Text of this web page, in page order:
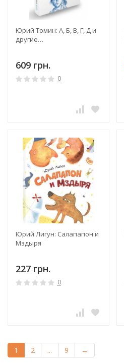
Юрий Томин: А, Б, В, Г, Д и
другие…
609 грн.
0
Юрий Лигун: Салапапон и
Мздыря
227 грн.
0
1 2 ... 9 →